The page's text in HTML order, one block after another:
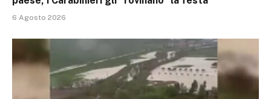
6 Agosto 2026